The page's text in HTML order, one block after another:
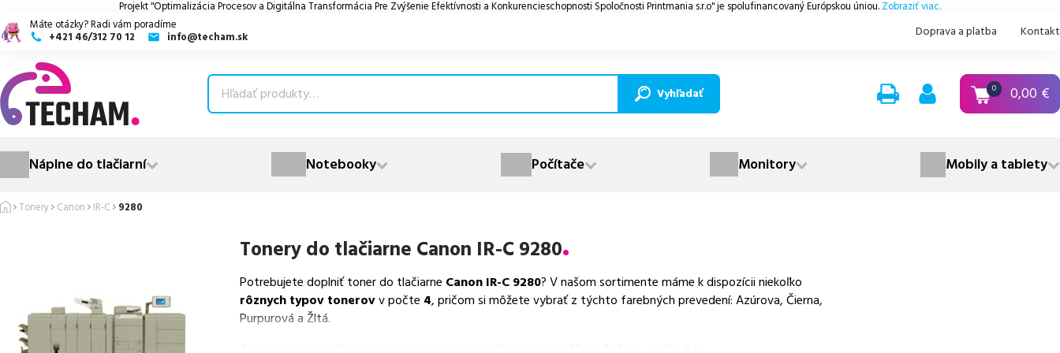
Projekt "Optimalizácia Procesov a Digitálna Transformácia Pre Zvýšenie Efektívnosti a Konkurencieschopnosti Spoločnosti Printmania s.r.o" je spolufinancovaný Európskou úniou. Zobraziť viac.
Máte otázky? Radi vám poradíme
+421 46/312 70 12
info@techam.sk Doprava a platba Kontakt
Vyhľadať 0 0,00 €
Náplne do tlačiarní Notebooky Počítače Monitory Mobily a tablety
Tonery Canon IR-C 9280
Tonery do tlačiarne Canon IR-C 9280
Potrebujete doplniť toner do tlačiarne Canon IR-C 9280? V našom sortimente máme k dispozícii niekoľko
rôznych typov tonerovv počte 4, pričom si môžete vybrať z týchto farebných prevedení: Azúrova, Čierna,
Purpurová a Žltá.